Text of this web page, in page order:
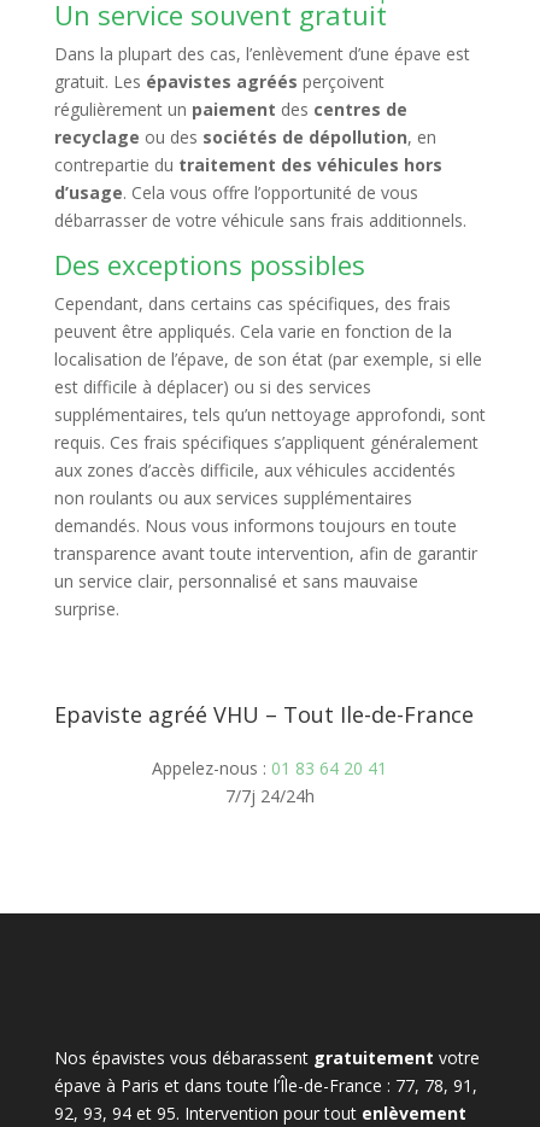
Un service souvent gratuit
Dans la plupart des cas, l’enlèvement d’une épave est
gratuit. Les épavistes agréés perçoivent
régulièrement un paiement des centres de
recyclage ou des sociétés de dépollution, en
contrepartie du traitement des véhicules hors
d’usage. Cela vous offre l’opportunité de vous
débarrasser de votre véhicule sans frais additionnels.
Des exceptions possibles
Cependant, dans certains cas spécifiques, des frais
peuvent être appliqués. Cela varie en fonction de la
localisation de l’épave, de son état (par exemple, si elle
est difficile à déplacer) ou si des services
supplémentaires, tels qu’un nettoyage approfondi, sont
requis. Ces frais spécifiques s’appliquent généralement
aux zones d’accès difficile, aux véhicules accidentés
non roulants ou aux services supplémentaires
demandés. Nous vous informons toujours en toute
transparence avant toute intervention, afin de garantir
un service clair, personnalisé et sans mauvaise
surprise.
Epaviste agréé VHU – Tout Ile-de-France
Appelez-nous : 01 83 64 20 41
7/7j 24/24h
Nos épavistes vous débarassent gratuitement votre
épave à Paris et dans toute l’Île-de-France : 77, 78, 91,
92, 93, 94 et 95. Intervention pour tout enlèvement